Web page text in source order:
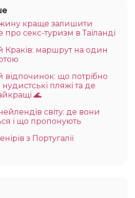
краще залишити
про секс-туризм в Таїланді
Краків: маршрут на один
відпочинок: що потрібно
пляжі та де
🌊
світу: де вони
і що пропонують
з Португалії